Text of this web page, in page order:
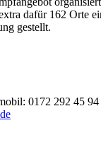
dafür 162 Orte
gestellt.
0172 292 45 94